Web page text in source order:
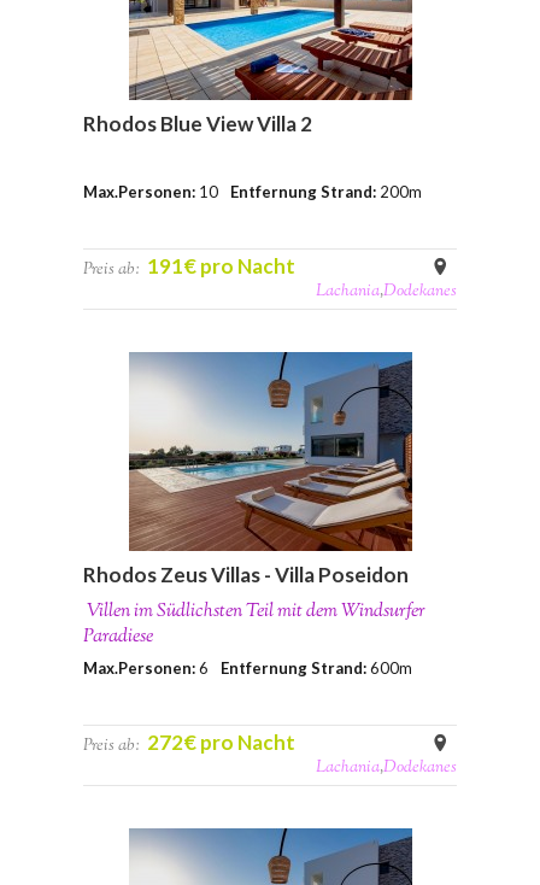
Rhodos Blue View Villa 2
Max.Personen: 10 Entfernung Strand: 200m
Preis ab: 191€ pro Nacht
Lachania,Dodekanes
Rhodos Zeus Villas - Villa Poseidon
Villen im Südlichsten Teil mit dem Windsurfer
Paradiese
Max.Personen:6 Entfernung Strand:600m
Preis ab: 272€ pro Nacht
Lachania,Dodekanes